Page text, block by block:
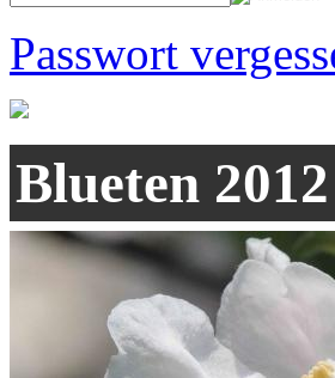
Passwort
Blueten